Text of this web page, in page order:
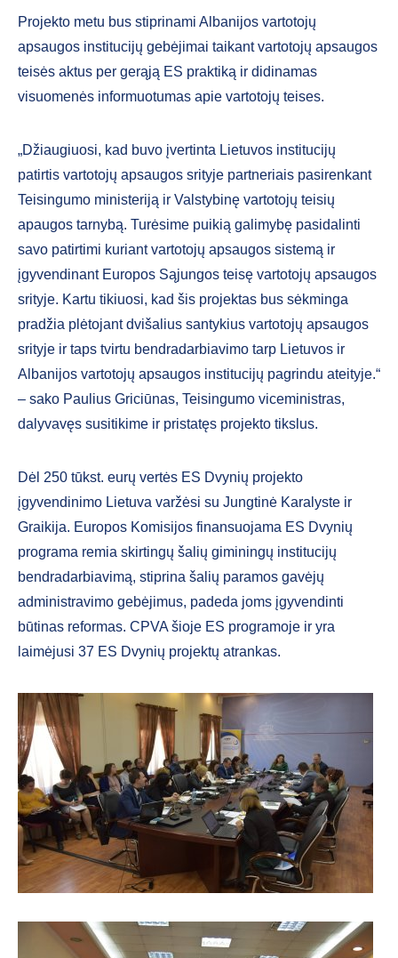
Projekto metu bus stiprinami Albanijos vartotojų
apsaugos institucijų gebėjimai taikant vartotojų apsaugos
teisės aktus per gerąją ES praktiką ir didinamas
visuomenės informuotumas apie vartotojų teises.
„Džiaugiuosi, kad buvo įvertinta Lietuvos institucijų
patirtis vartotojų apsaugos srityje partneriais pasirenkant
Teisingumo ministeriją ir Valstybinę vartotojų teisių
apaugos tarnybą. Turėsime puikią galimybę pasidalinti
savo patirtimi kuriant vartotojų apsaugos sistemą ir
įgyvendinant Europos Sąjungos teisę vartotojų apsaugos
srityje. Kartu tikiuosi, kad šis projektas bus sėkminga
pradžia plėtojant dvišalius santykius vartotojų apsaugos
srityje ir taps tvirtu bendradarbiavimo tarp Lietuvos ir
Albanijos vartotojų apsaugos institucijų pagrindu ateityje.“
– sako Paulius Griciūnas, Teisingumo viceministras,
dalyvavęs susitikime ir pristatęs projekto tikslus.
Dėl 250 tūkst. eurų vertės ES Dvynių projekto
įgyvendinimo Lietuva varžėsi su Jungtinė Karalyste ir
Graikija. Europos Komisijos finansuojama ES Dvynių
programa remia skirtingų šalių giminingų institucijų
bendradarbiavimą, stiprina šalių paramos gavėjų
administravimo gebėjimus, padeda joms įgyvendinti
būtinas reformas. CPVA šioje ES programoje ir yra
laimėjusi 37 ES Dvynių projektų atrankas.